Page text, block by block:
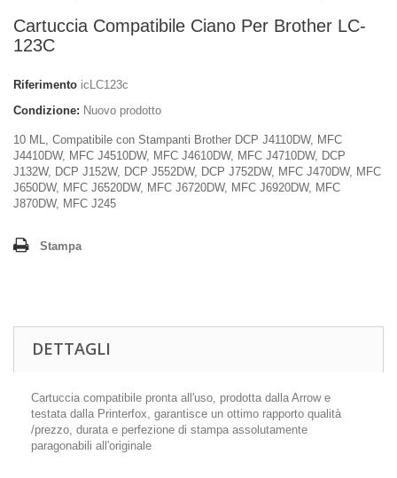
Cartuccia Compatibile Ciano Per Brother LC-
123C
Riferimento icLC123c
Condizione: Nuovo prodotto
10 ML, Compatibile con Stampanti Brother DCP J4110DW, MFC
J4410DW, MFC J4510DW, MFC J4610DW, MFC J4710DW, DCP
J132W, DCP J152W, DCP J552DW, DCP J752DW, MFC J470DW, MFC
J650DW, MFC J6520DW, MFC J6720DW, MFC J6920DW, MFC
J870DW, MFC J245
Stampa
DETTAGLI
Cartuccia compatibile pronta all'uso, prodotta dalla Arrow e
testata dalla Printerfox, garantisce un ottimo rapporto qualità
/prezzo, durata e perfezione di stampa assolutamente
paragonabili all'originale